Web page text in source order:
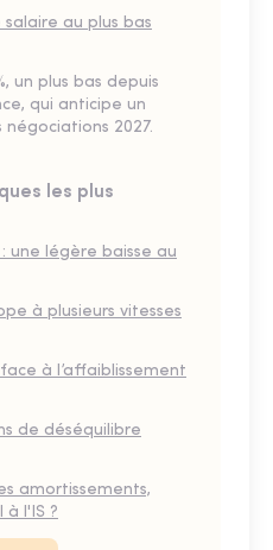
au plus bas
un plus bas depuis
qui anticipe un
négociations 2027.
les plus
une légère baisse au
à plusieurs vitesses
à l’affaiblissement
de déséquilibre
amortissements,
à l'IS ?